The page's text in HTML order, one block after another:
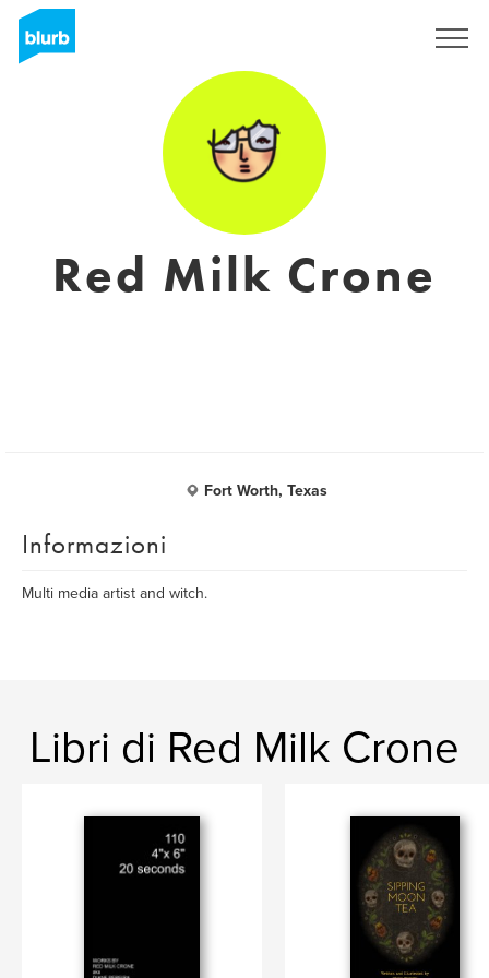
Red Milk Crone
Fort Worth, Texas
Informazioni
Multi media artist and witch.
Libri di Red Milk Crone